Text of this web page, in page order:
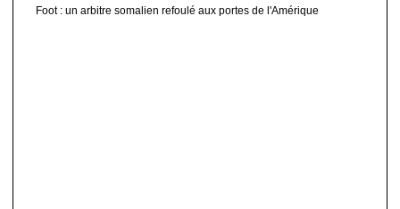
Foot : un arbitre somalien refoulé aux portes de l'Amérique